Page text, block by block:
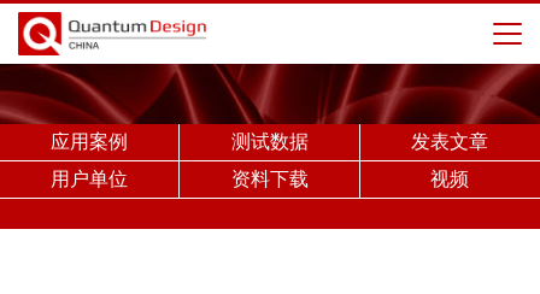
应用案例 测试数据
发表文章
用户单位
资料下载 视频